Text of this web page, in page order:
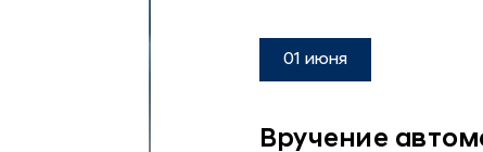
01 июня
Вручение